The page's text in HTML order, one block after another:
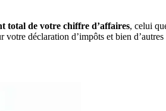
total de votre chiffre d’affaires, celui
déclaration d’impôts et bien d’autres